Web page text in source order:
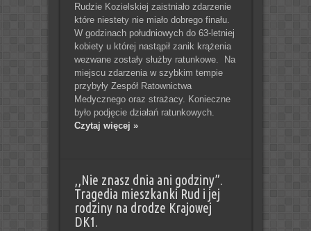
Rudzie Kozielskiej zaistniało zdarzenie
które niestety nie miało dobrego finału.
W godzinach południowych do 63-letniej
kobiety u której nastąpił zanik krążenia
wezwane zostały służby ratunkowe. Na
miejscu zdarzenia w szybkim tempie
przybyły Zespół Ratownictwa
Medycznego oraz strażacy. Konieczne
było podjęcie działań ratunkowych.
Czytaj więcej »
,,Nie znasz dnia ani godziny”.
Tragedia mieszkanki Rud i jej
rodziny na drodze Krajowej
DK1.